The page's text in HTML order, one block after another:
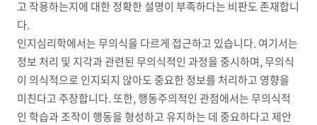
고 작용하는지에 대한 정확한 설명이 부족하다는 비판도 존재합니
다.
인지심리학에서는 무의식을 다르게 접근하고 있습니다. 여기서는
정보 처리 및 지각과 관련된 무의식적인 과정을 중시하며, 무의식
이 의식적으로 인지되지 않아도 중요한 정보를 처리하고 영향을
미친다고 주장합니다. 또한, 행동주의적인 관점에서는 무의식적
인 학습과 조작이 행동을 형성하고 유지하는 데 중요하다고 제안